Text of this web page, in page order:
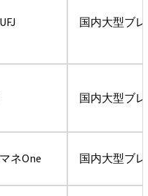
国内大型ブ
国内大型ブ
ネOne 国内大型ブ